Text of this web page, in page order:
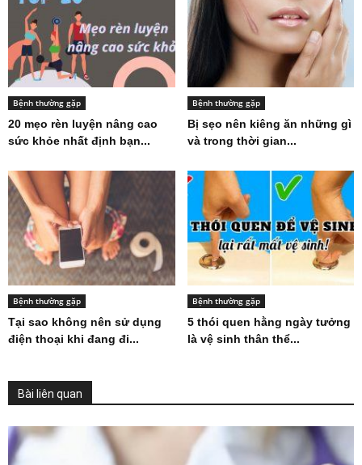
Bệnh thường gặp
20 mẹo rèn luyện nâng cao
sức khỏe nhất định bạn...
Bệnh thường gặp
Bị sẹo nên kiêng ăn những gì
và trong thời gian...
Bệnh thường gặp
Tại sao không nên sử dụng
điện thoại khi đang đi...
Bệnh thường gặp
5 thói quen hằng ngày tưởng
là vệ sinh thân thể...
Bài liên quan